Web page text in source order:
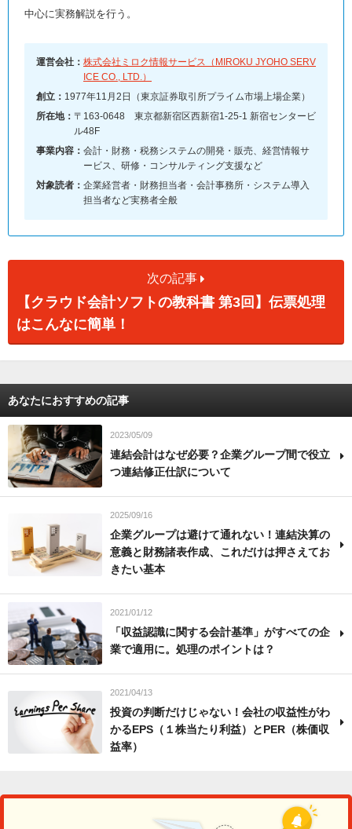
中心に実務解説を行う。
運営会社： 株式会社ミロク情報サービス（MIROKU JYOHO SERV
ICE CO., LTD.）
創立： 1977年11月2日（東京証券取引所プライム市場上場企業）
所在地： 〒163-0648 東京都新宿区西新宿1-25-1 新宿センタービ
ル48F
事業内容： 会計・財務・税務システムの開発・販売、経営情報サ
ービス、研修・コンサルティング支援など
対象読者： 企業経営者・財務担当者・会計事務所・システム導入
担当者など実務者全般
次の記事
【クラウド会計ソフトの教科書 第3回】伝票処理
はこんなに簡単！
あなたにおすすめの記事
2023/05/09
連結会計はなぜ必要？企業グループ間で役立
つ連結修正仕訳について
2025/09/16
企業グループは避けて通れない！連結決算の
意義と財務諸表作成、これだけは押さえてお
きたい基本
2021/01/12
「収益認識に関する会計基準」がすべての企
業で適用に。処理のポイントは？
2021/04/13
投資の判断だけじゃない！会社の収益性がわ
かるEPS（１株当たり利益）とPER（株価収
益率）